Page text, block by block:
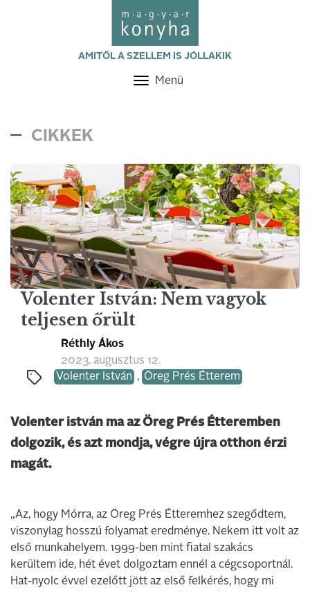
AMITŐL A SZELLEM IS JÓLLAKIK
Toggle
Menü
CIKKEK
Volenter István: Nem vagyok
teljesen őrült
Réthly Ákos
2023. augusztus 12.
Volenter István , Öreg Prés Étterem
Volenter istván ma az Öreg Prés Étteremben
dolgozik, és azt mondja, végre újra otthon érzi
magát.
„Az, hogy Mórra, az Öreg Prés Étteremhez szegődtem,
viszonylag hosszú folyamat eredménye. Nekem itt volt az
első munkahelyem. 1999-ben mint fiatal szakács
kerültem ide, hét évet dolgoztam ennél a cégcsoportnál.
Hat-nyolc évvel ezelőtt jött az első felkérés, hogy mi